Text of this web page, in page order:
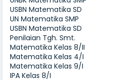
USBN Matematika SD
UN Matematika SMP
USBN Matematika SD
Penilaian Tgh. Smt.
Matematika Kelas 8/II
Matematika Kelas 4/I
Matematika Kelas 9/I
IPA Kelas 8/I